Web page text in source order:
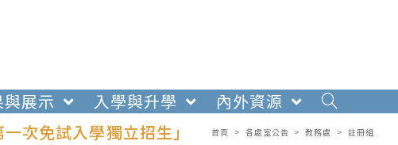
展示 入學與升學
內外資源
次免試入學獨立招生」
首頁 > 各處室公告 > 教務處 > 註冊組